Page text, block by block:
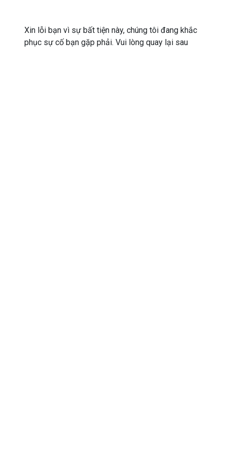
Xin lỗi bạn vì sự bất tiện này, chúng tôi đang khắc
phục sự cố bạn gặp phải. Vui lòng quay lại sau